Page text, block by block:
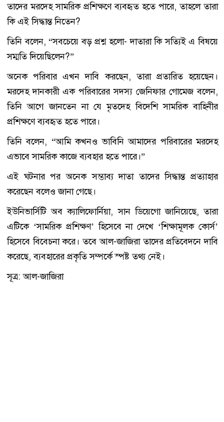
তাদের মরদেহ সামরিক প্রশিক্ষণে ব্যবহৃত হতে পারে, তাহলে তারা
কি এই সিদ্ধান্ত নিতেন?
তিনি বলেন, “সবচেয়ে বড় প্রশ্ন হলো- দাতারা কি সত্যিই এ বিষয়ে
সম্মতি দিয়েছিলেন?”
অনেক পরিবার এখন দাবি করছেন, তারা প্রতারিত হয়েছেন।
মরদেহ দানকারী এক পরিবারের সদস্য জেনিফার গোমেজ বলেন,
তিনি আগে জানতেন না যে মৃতদেহ বিদেশি সামরিক বাহিনীর
প্রশিক্ষণে ব্যবহৃত হতে পারে।
তিনি বলেন, “আমি কখনও ভাবিনি আমাদের পরিবারের মরদেহ
এভাবে সামরিক কাজে ব্যবহার হতে পারে।”
এই ঘটনার পর অনেক সম্ভাব্য দাতা তাদের সিদ্ধান্ত প্রত্যাহার
করেছেন বলেও জানা গেছে।
ইউনিভার্সিটি অব ক্যালিফোর্নিয়া, সান ডিয়েগো জানিয়েছে, তারা
এটিকে ‘সামরিক প্রশিক্ষণ’ হিসেবে না দেখে ‘শিক্ষামূলক কোর্স’
হিসেবে বিবেচনা করে। তবে আল-জাজিরা তাদের প্রতিবেদনে দাবি
করেছে, ব্যবহারের প্রকৃতি সম্পর্কে স্পষ্ট তথ্য নেই।
সূত্র: আল-জাজিরা